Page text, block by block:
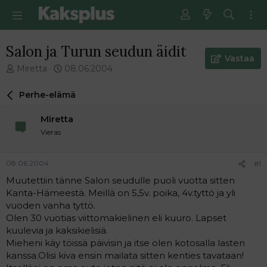
Salon ja Turun seudun äidit
V
e
i
u
n
a
l
o
t
t
Miretta
E
s
m
n
v
i
e
s
t
i
08.06.2004
Vastaa
Perhe-elämä
Miretta
Vieras
08.06.2004 #1
Muutettiin tänne Salon seudulle puoli vuotta sitten
Kanta-Hämeestä. Meillä on 5,5v. poika, 4v.tyttö ja yli
vuoden vanha tyttö.
Olen 30 vuotias viittomakielinen eli kuuro. Lapset
kuulevia ja kaksikielisiä.
Mieheni käy töissä päivisin ja itse olen kotosalla lasten
kanssa.Olisi kiva ensin mailata sitten kenties tavataan!